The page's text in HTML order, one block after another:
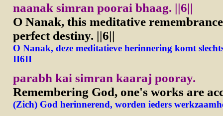
naanak simran poorai bhaag. ||6||
O Nanak, this meditative
perfect destiny. ||6||
O Nanak, deze meditatieve herinnering komt
II6II
parabh kai simran kaaraj pooray.
Remembering God, one's works are
(Zich) God herinnerend, worden ieders